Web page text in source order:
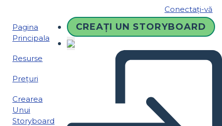
Conectați-vă
Pagina
Principala
Resurse
Prețuri
Crearea
Unui
Storyboard
CREAȚI UN STORYBOARD